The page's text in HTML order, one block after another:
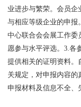
业进步与繁荣。会员企
与相应等级企业的申报
中心联合会会展工作委
愿参与水平评选。3.各
提供相关的证明资料。
关规定，对申报内容的
申报材料及信息不全、